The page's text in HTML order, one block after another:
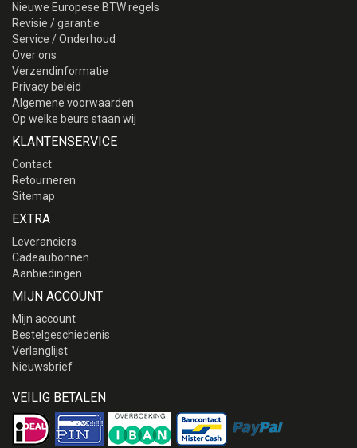
Nieuwe Europese BTW regels
Revisie / garantie
Service / Onderhoud
Over ons
Verzendinformatie
Privacy beleid
Algemene voorwaarden
Op welke beurs staan wij
KLANTENSERVICE
Contact
Retourneren
Sitemap
EXTRA
Leveranciers
Cadeaubonnen
Aanbiedingen
MIJN ACCOUNT
Mijn account
Bestelgeschiedenis
Verlanglijst
Nieuwsbrief
VEILIG BETALEN